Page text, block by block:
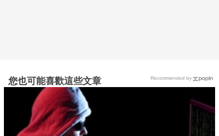
您也可能喜歡這些文章 Recommended by